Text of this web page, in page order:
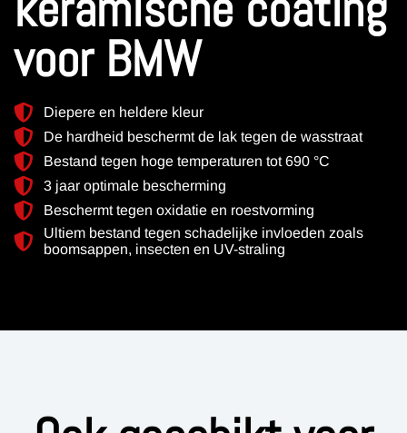
voor BMW
Diepere en heldere kleur
De hardheid beschermt de lak tegen de wasstraat
Bestand tegen hoge temperaturen tot 690 °C
3 jaar optimale bescherming
Beschermt tegen oxidatie en roestvorming
Ultiem bestand tegen schadelijke invloeden zoals
boomsappen, insecten en UV-straling